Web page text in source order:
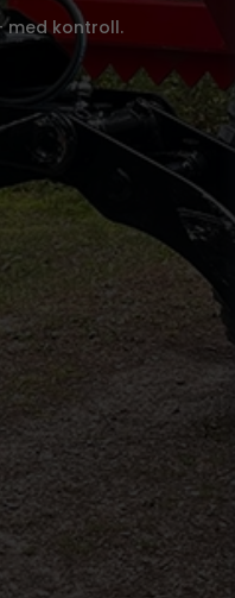
med kontroll.